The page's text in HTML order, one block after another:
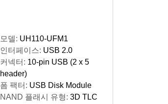
모델: UH110-UFM1
인터페이스: USB 2.0
커넥터: 10-pin USB (2 x 5
header)
폼 팩터: USB Disk Module
NAND 플래시 유형: 3D TLC